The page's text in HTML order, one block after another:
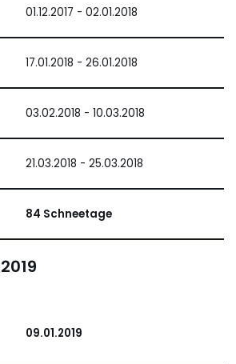
01.12.2017 - 02.01.2018
17.01.2018 - 26.01.2018
03.02.2018 - 10.03.2018
21.03.2018 - 25.03.2018
84 Schneetage
09.01.2019